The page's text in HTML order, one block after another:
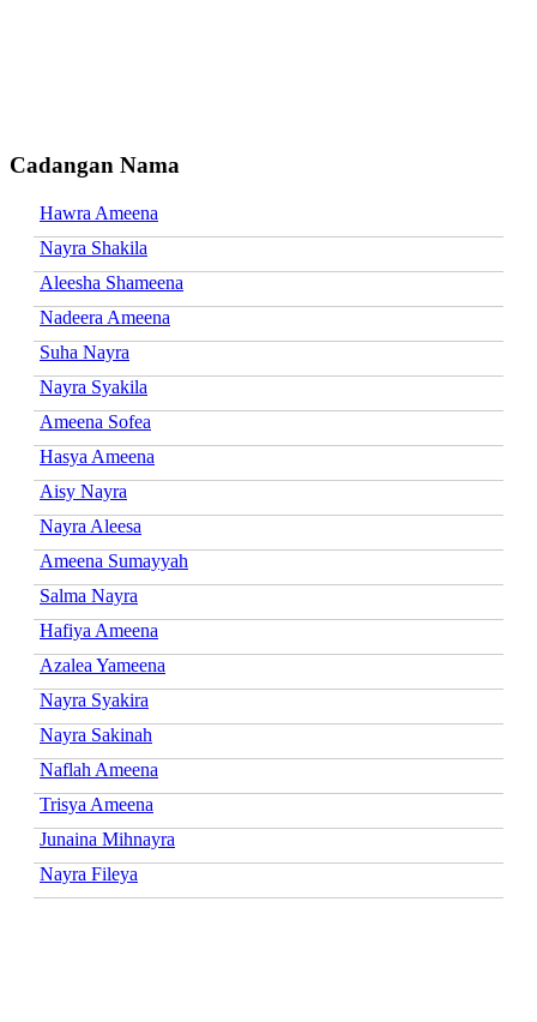
Cadangan Nama
Hawra Ameena
Nayra Shakila
Aleesha Shameena
Nadeera Ameena
Suha Nayra
Nayra Syakila
Ameena Sofea
Hasya Ameena
Aisy Nayra
Nayra Aleesa
Ameena Sumayyah
Salma Nayra
Hafiya Ameena
Azalea Yameena
Nayra Syakira
Nayra Sakinah
Naflah Ameena
Trisya Ameena
Junaina Mihnayra
Nayra Fileya